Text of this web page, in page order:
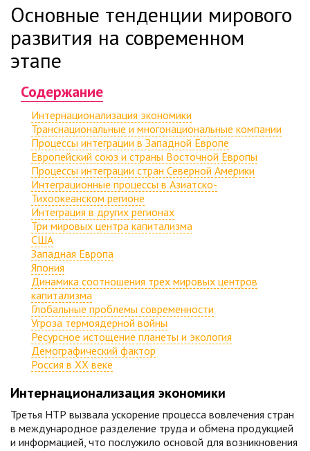
Основные тенденции мирового
развития на современном
этапе
Содержание
Интернационализация экономики
Транснациональные и многонациональные компании
Процессы интеграции в Западной Европе
Европейский союз и страны Восточной Европы
Процессы интеграции стран Северной Америки
Интеграционные процессы в Азиатско-
Тихоокеанском регионе
Интеграция в других регионах
Три мировых центра капитализма
США
Западная Европа
Япония
Динамика соотношения трех мировых центров
капитализма
Глобальные проблемы современности
Угроза термоядерной войны
Ресурсное истощение планеты и экология
Демографический фактор
Россия в ХХ веке
Интернационализация экономики
Третья НТР вызвала ускорение процесса вовлечения стран
в международное разделение труда и обмена продукцией
и информацией, что послужило основой для возникновения